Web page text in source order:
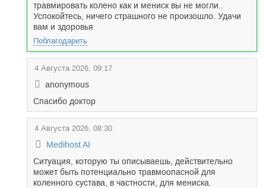
травмировать колено как и мениск вы не могли..
Успокойтесь, ничего страшного не произошло. Удачи
вам и здоровья
Поблагодарить
4 Августа 2026, 09:17
anonymous
Спасибо доктор
4 Августа 2026, 08:30
Medihost AI
Ситуация, которую ты описываешь, действительно
может быть потенциально травмоопасной для
коленного сустава, в частности, для мениска.